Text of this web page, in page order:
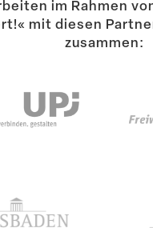
Suche
im Rahmen
mit diesen
zusammen: